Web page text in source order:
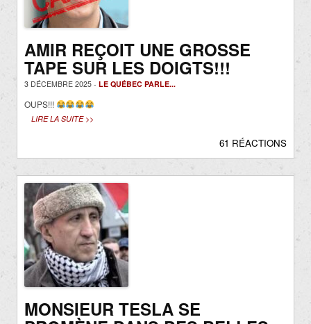
AMIR REÇOIT UNE GROSSE
TAPE SUR LES DOIGTS!!!
3 DÉCEMBRE 2025 - LE QUÉBEC PARLE...
OUPS!!!
LIRE LA SUITE >>
61 RÉACTIONS
MONSIEUR TESLA SE